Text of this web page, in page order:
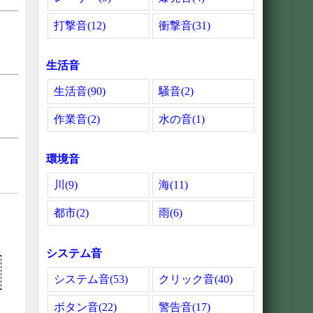
打撃音(12) 衝撃音(31)
生活音
生活音(90) 騒音(2)
作業音(2) 水の音(1)
環境音
川(9) 海(11)
都市(2) 雨(6)
システム音
システム音(53) クリック音(40)
ボタン音(22) 警告音(17)